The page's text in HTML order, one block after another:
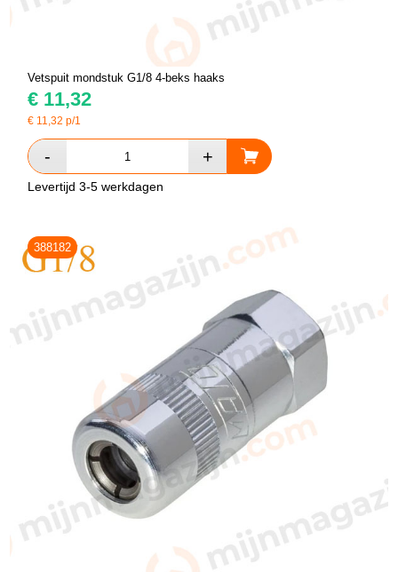
Vetspuit mondstuk G1/8 4-beks haaks
€ 11,32
€ 11,32 p/1
Levertijd 3-5 werkdagen
388182